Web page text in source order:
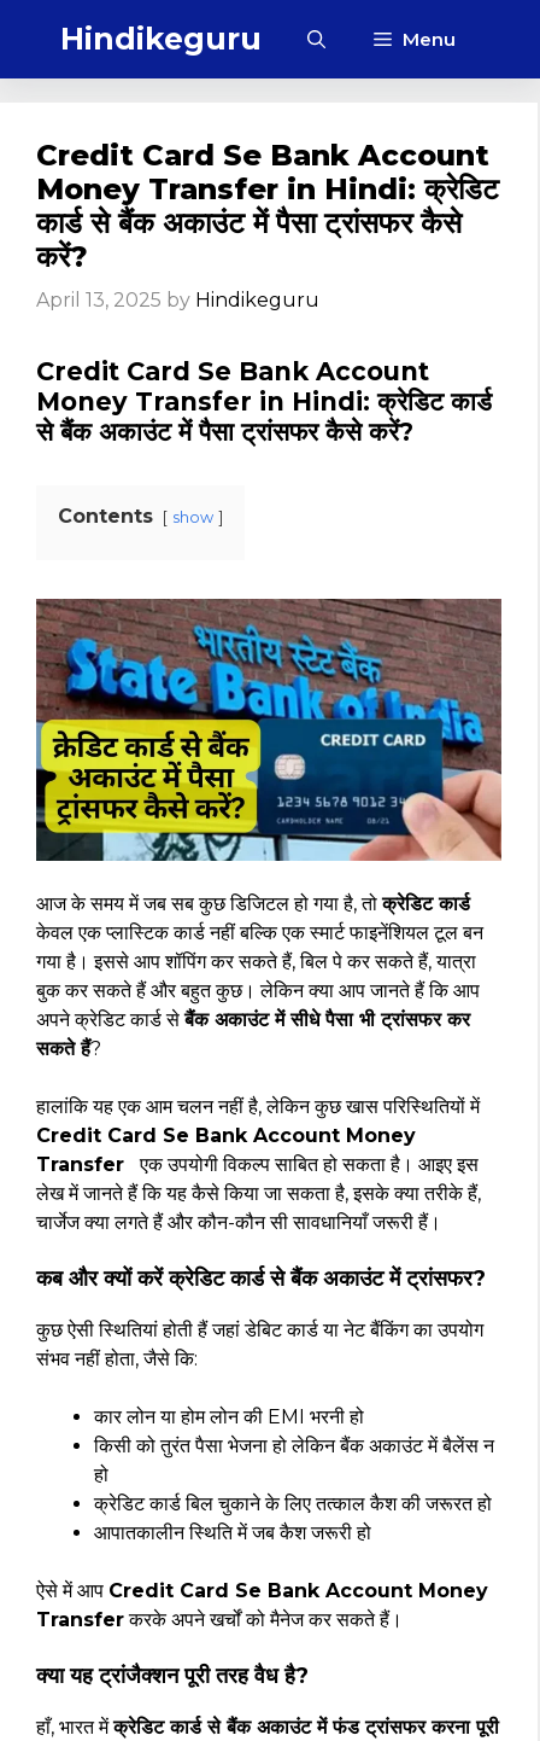
Hindikeguru Menu
Credit Card Se Bank Account
Money Transfer in Hindi: क्रेडिट
कार्ड से बैंक अकाउंट में पैसा ट्रांसफर कैसे
करें?
April 13, 2025 by Hindikeguru
Credit Card Se Bank Account
Money Transfer in Hindi: क्रेडिट कार्ड
से बैंक अकाउंट में पैसा ट्रांसफर कैसे करें?
Contents show
आज के समय में जब सब कुछ डिजिटल हो गया है, तोक्रेडिट कार्ड
केवल एक प्लास्टिक कार्ड नहीं बल्कि एक स्मार्ट फाइनेंशियल टूल बन
गया है। इससे आप शॉपिंग कर सकते हैं, बिल पे कर सकते हैं, यात्रा
बुक कर सकते हैं और बहुत कुछ। लेकिन क्या आप जानते हैं कि आप
अपने क्रेडिट कार्ड सेबैंक अकाउंट में सीधे पैसा भी ट्रांसफर कर
सकते हैं?
हालांकि यह एक आम चलन नहीं है, लेकिन कुछ खास परिस्थितियों में
Credit Card Se Bank Account Money
Transfer
एक उपयोगी विकल्प साबित हो सकता है। आइए इस
लेख में जानते हैं कि यह कैसे किया जा सकता है, इसके क्या तरीके हैं,
चार्जेज क्या लगते हैं और कौन-कौन सी सावधानियाँ जरूरी हैं।
कब और क्यों करें क्रेडिट कार्ड से बैंक अकाउंट में ट्रांसफर?
कुछ ऐसी स्थितियां होती हैं जहां डेबिट कार्ड या नेट बैंकिंग का उपयोग
संभव नहीं होता, जैसे कि:
कार लोन या होम लोन की EMI भरनी हो
किसी को तुरंत पैसा भेजना हो लेकिन बैंक अकाउंट में बैलेंस न
हो
क्रेडिट कार्ड बिल चुकाने के लिए तत्काल कैश की जरूरत हो
आपातकालीन स्थिति में जब कैश जरूरी हो
ऐसे में आप Credit Card Se Bank Account Money
Transferकरके अपने खर्चों को मैनेज कर सकते हैं।
क्या यह ट्रांजैक्शन पूरी तरह वैध है?
हाँ, भारत मेंक्रेडिट कार्ड से बैंक अकाउंट में फंड ट्रांसफर करना पूरी